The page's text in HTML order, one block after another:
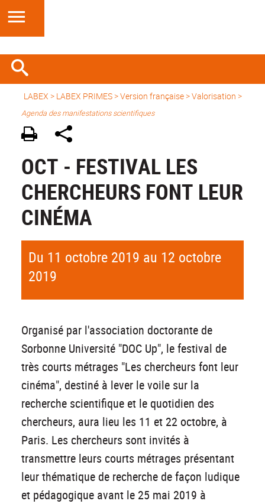
LABEX > LABEX PRIMES>Version française> Valorisation >
Agenda des manifestations scientifiques
OCT - FESTIVAL LES
CHERCHEURS FONT LEUR
CINÉMA
Du 11 octobre 2019 au 12 octobre
2019
Organisé par l'association doctorante de
Sorbonne Université "DOC Up", le festival de
très courts métrages "Les chercheurs font leur
cinéma", destiné à lever le voile sur la
recherche scientifique et le quotidien des
chercheurs, aura lieu les 11 et 22 octobre, à
Paris. Les chercheurs sont invités à
transmettre leurs courts métrages présentant
leur thématique de recherche de façon ludique
et pédagogique avant le 25 mai 2019 à